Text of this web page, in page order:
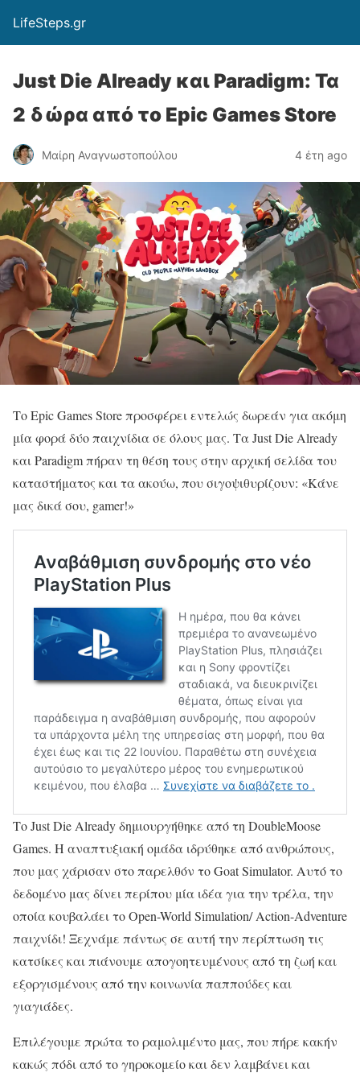
LifeSteps.gr
Just Die Already και Paradigm: Τα
2 δώρα από το Epic Games Store
Μαίρη Αναγνωστοπούλου 4 έτη ago
Το Epic Games Store προσφέρει εντελώς δωρεάν για ακόμη
μία φορά δύο παιχνίδια σε όλους μας. Τα Just Die Already
και Paradigm πήραν τη θέση τους στην αρχική σελίδα του
καταστήματος και τα ακούω, που σιγοψιθυρίζουν: «Κάνε
μας δικά σου, gamer!»
Το Just Die Already δημιουργήθηκε από τη DoubleMoose
Games. Η αναπτυξιακή ομάδα ιδρύθηκε από ανθρώπους,
που μας χάρισαν στο παρελθόν το Goat Simulator. Αυτό το
δεδομένο μας δίνει περίπου μία ιδέα για την τρέλα, την
οποία κουβαλάει το Open-World Simulation/ Action-Adventure
παιχνίδι! Ξεχνάμε πάντως σε αυτή την περίπτωση τις
κατσίκες και πιάνουμε απογοητευμένους από τη ζωή και
εξοργισμένους από την κοινωνία παππούδες και
γιαγιάδες.
Επιλέγουμε πρώτα το ραμολιμέντο μας, που πήρε κακήν
κακώς πόδι από το γηροκομείο και δεν λαμβάνει και